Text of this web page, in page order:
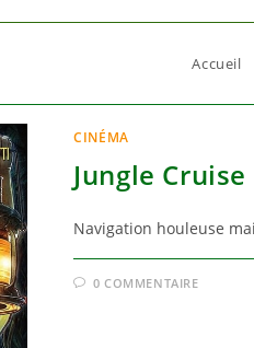
Accueil
CINÉMA
Jungle Cruise
Navigation houleuse
0 COMMENTAIRE